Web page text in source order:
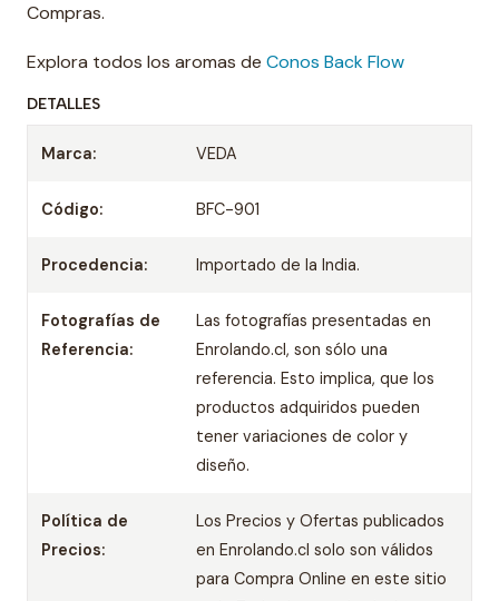
Compras.
Explora todos los aromas de Conos Back Flow
DETALLES
Marca: VEDA
Código: BFC-901
Procedencia: Importado de la India.
Fotografías de
Referencia:
Las fotografías presentadas en
Enrolando.cl, son sólo una
referencia. Esto implica, que los
productos adquiridos pueden
tener variaciones de color y
diseño.
Política de
Precios:
Los Precios y Ofertas publicados
en Enrolando.cl solo son válidos
para Compra Online en este sitio